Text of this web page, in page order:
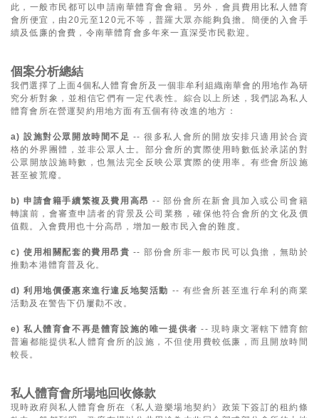
此，一般市民都可以申請南華體育會會籍。另外，會員費用比私人體育
會所便宜，由20元至120元不等，普羅大眾亦能夠負擔。簡便的入會手
續及低廉的會費，令南華體育會多年來一直深受市民歡迎。
個案分析總結
我們選擇了上面4個私人體育會所及一個非牟利組織南華會的用地作為研
究分析對象，並相信它們有一定代表性。綜合以上所述，我們認為私人
體育會所在營運契約用地方面有五個有待改進的地方：
a) 設施對公眾開放時間不足 -- 很多私人會所的開放安排只適用於合資
格的外界團體，並非公眾人士。部分會所的實際使用時數低於承諾的對
公眾開放設施時數，也無法完全反映公眾實際的使用率。有些會所設施
甚至被荒廢。
b) 申請會籍手續繁複及費用高昂 -- 部份會所在新會員加入或公司會籍
轉讓前，會審查申請者的背景及公司業務，確保他符合會所的文化及價
值觀。入會費用也十分高昂，增加一般市民入會的難度。
c) 使用相關配套的費用昂貴 -- 部份會所非一般市民可以負擔，無助於
推動本港體育普及化。
d) 利用地價優惠來進行違反地契活動 -- 有些會所甚至進行牟利的商業
活動及在警告下仍屢勸不改。
e) 私人體育會不再是體育設施的唯一提供者 -- 現時康文署轄下體育館
普遍都能提供私人體育會所的設施，不但使用費較低廉，而且開放時間
較長。
私人體育會所場地回收條款
現時政府與私人體育會所在《私人遊樂場地契約》政策下簽訂的租約條